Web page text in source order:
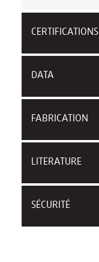
CERTIFICATIONS
DATA
FABRICATION
LITERATURE
SÉCURITÉ